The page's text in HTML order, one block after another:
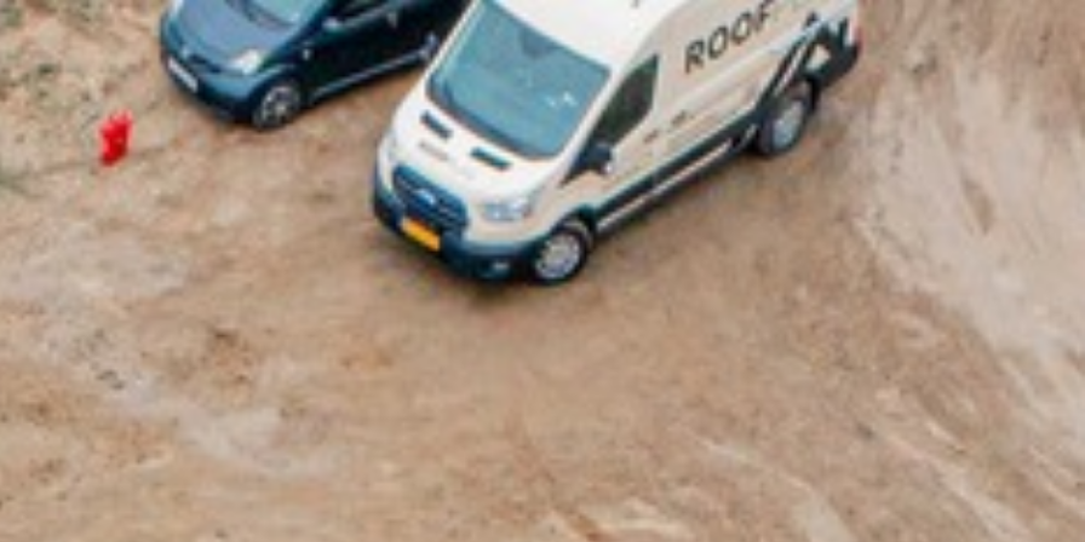
Ydelser Om os Vilkår og betingelser Referencer Kontakt Tlf. 70 60 51 04